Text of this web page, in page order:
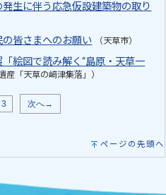
発生に伴う応急仮設建築物の取り
の皆さまへのお願い （天草市）
絵図で読み解く“島原・天草一
産「天草の﨑津集落」）
3 次へ→
ページの先頭へ